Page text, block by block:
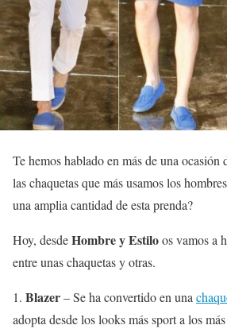
Te hemos hablado en más de una ocasión
las chaquetas que más usamos los
una amplia cantidad de esta prenda?
Hoy, desdeHombre y Estiloos vamos a
entre unas chaquetas y otras.
1. Blazer– Se ha convertido en una
adopta desde los looks más sport a los